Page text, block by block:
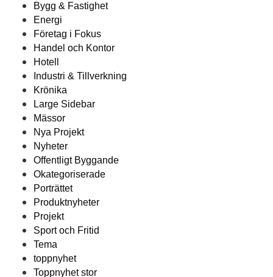
Bygg & Fastighet
Energi
Företag i Fokus
Handel och Kontor
Hotell
Industri & Tillverkning
Krönika
Large Sidebar
Mässor
Nya Projekt
Nyheter
Offentligt Byggande
Okategoriserade
Porträttet
Produktnyheter
Projekt
Sport och Fritid
Tema
toppnyhet
Toppnyhet stor